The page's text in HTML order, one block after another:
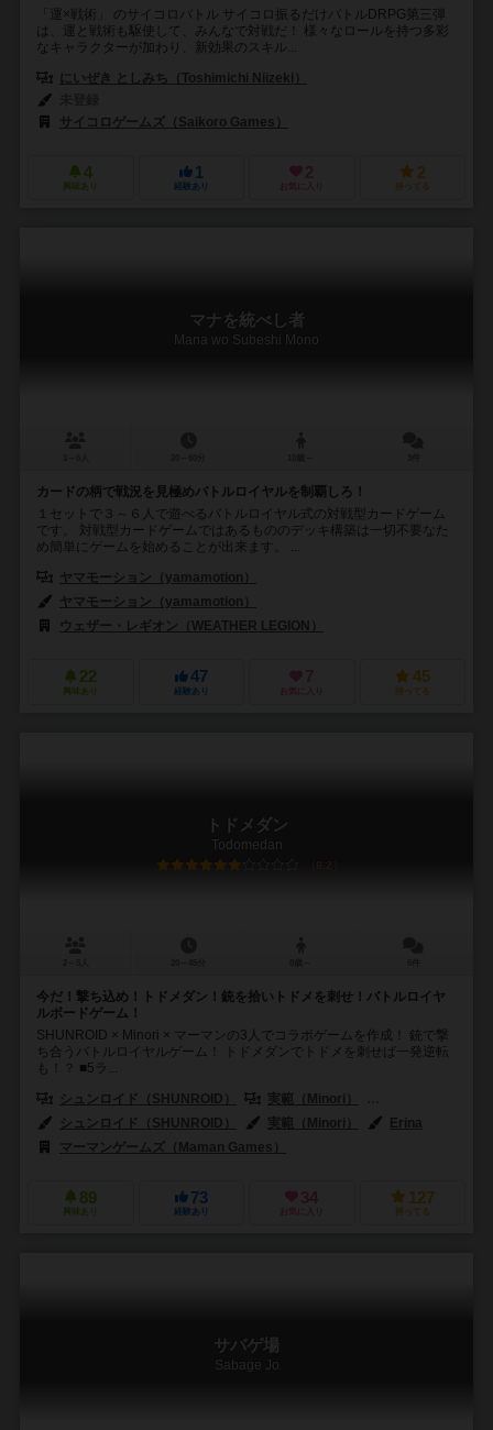
「運×戦術」 のサイコロバトル サイコロ振るだけバトルDRPG第三弾
は、運と戦術も駆使して、みんなで対戦だ！ 様々なロールを持つ多彩
なキャラクターが加わり、新効果のスキル...
にいぜき としみち（Toshimichi Niizeki）
サイコロゲームズ（Saikoro Games）
4
興味あり
1
経験あり
2
お気に入り
2
持ってる
マナを統べし者
Mana wo Subeshi Mono
カードの柄で戦況を見極めバトルロイヤルを制覇しろ！
１セットで３～６人で遊べるバトルロイヤル式の対戦型カードゲーム
です。 対戦型カードゲームではあるもののデッキ構築は一切不要なた
め簡単にゲームを始めることが出来ます。 ...
ヤマモーション（yamamotion）
ヤマモーション（yamamotion）
ウェザー・レギオン（WEATHER LEGION）
22
興味あり
47
経験あり
7
お気に入り
45
持ってる
トドメダン
Todomedan
6.2
今だ！撃ち込め！トドメダン！銃を拾いトドメを刺せ！バトルロイヤ
ルボードゲーム！
SHUNROID × Minori × マーマンの3人でコラボゲームを作成！ 銃で撃
ち合うバトルロイヤルゲーム！ トドメダンでトドメを刺せば一発逆転
も！？ ■5ラ...
シュンロイド（SHUNROID）
実範（Minori）
シュンロイド（SHUNROID）
実範（Minori）
Erina
マーマンゲームズ（Maman Games）
89
興味あり
73
経験あり
34
お気に入り
127
持ってる
サバゲ場
Sabage Jo